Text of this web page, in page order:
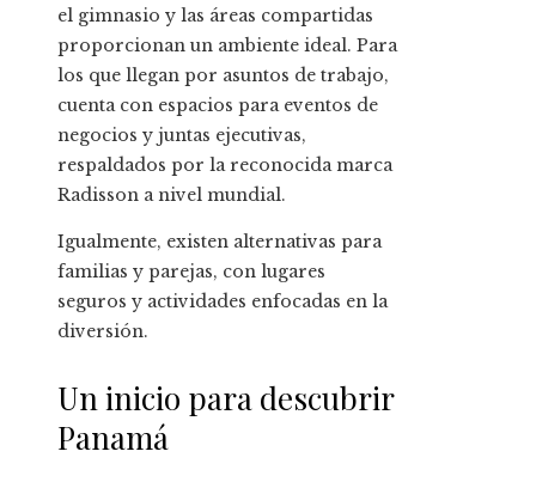
el gimnasio y las áreas compartidas
proporcionan un ambiente ideal. Para
los que llegan por asuntos de trabajo,
cuenta con espacios para eventos de
negocios y juntas ejecutivas,
respaldados por la reconocida marca
Radisson a nivel mundial.
Igualmente, existen alternativas para
familias y parejas, con lugares
seguros y actividades enfocadas en la
diversión.
Un inicio para descubrir
Panamá